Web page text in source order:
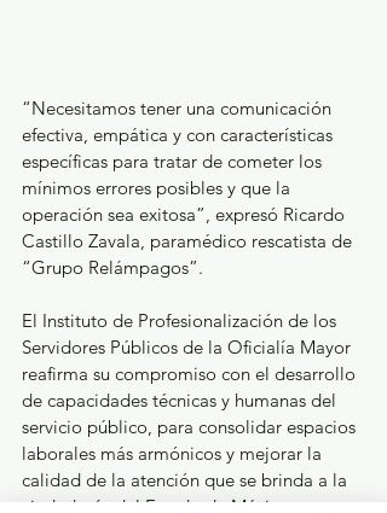
“Necesitamos tener una comunicación
efectiva, empática y con características
específicas para tratar de cometer los
mínimos errores posibles y que la
operación sea exitosa”, expresó Ricardo
Castillo Zavala, paramédico rescatista de
“Grupo Relámpagos”.
El Instituto de Profesionalización de los
Servidores Públicos de la Oficialía Mayor
reafirma su compromiso con el desarrollo
de capacidades técnicas y humanas del
servicio público, para consolidar espacios
laborales más armónicos y mejorar la
calidad de la atención que se brinda a la
ciudadanía del Estado de México.